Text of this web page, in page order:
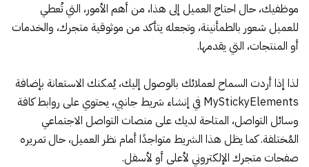
موظفيك، حال احتاج العميل إلى هذا، من أهم الأمور، التي تُعطي
للعميل شعور بالطمأنينة، وتجعله يتأكد من موثوقية متجرك، والخدمات
أو المنتجات، التي يقدمها.
لذا إذا أردت السماح لعملائك بالوصول إليك، يُمكنك الاستعانة بإضافة
MyStickyElements في إنشاء شريط جانبي، يحتوي على روابط كافة
وسائل التواصل، المتاحة لديك على منصات التواصل الاجتماعي
المُختلفة. كما يظل هذا الشريط متواجدًا أمام نظر العميل، حال تمريره
صفحات متجرك الإلكتروني لأعلى أو لأسفل.